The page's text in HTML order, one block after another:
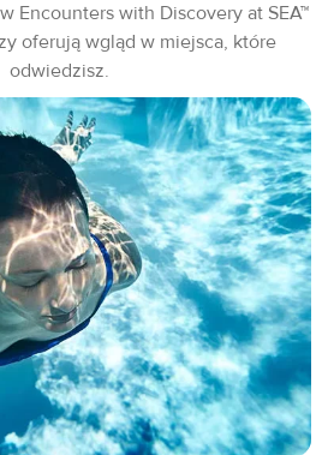
Encounters with Discovery at SEA™
oferują wgląd w miejsca, które
odwiedzisz.